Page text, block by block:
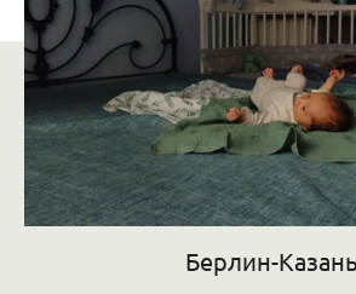
Берлин-Казань